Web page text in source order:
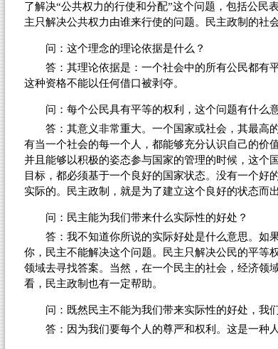
了解决“公共权力的行使和分配”这个问题，包括公民
主只解决公共权力由谁来行使的问题。民主政制的社
问：这个理念的理论依据是什么？
答：其理论依据是：一个社会中的所有公民都有
这种资格不能以任何借口被剥夺。
问：每个公民具有平等的权利，这个问题有什么
答：其意义非常重大。一个国家或社会，其最高
有当一个社会的每一个人，都能够充分认识自己的价
并且能够以积极的姿态参与国家的管理的时候，这个
目标，都必须基于一个良好的国家状态。没有一个好
实际的。民主政制，就是为了建立这个良好的状态而出
问：民主能为我们带来什么实际性的好处？
答：我不知道你所说的实际好处是什么意思。如
你，民主不能解决这个问题。民主只解决公民的平等
领域去寻找答案。当然，在一个民主的社会，经济领
看，民主政制也有一定帮助。
问：既然民主不能为我们带来实际性的好处，我
答：因为我们要每个人的尊严和权利。这是一种